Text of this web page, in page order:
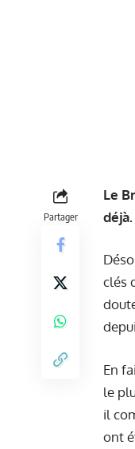
Partager
Le
déjà.
clés
En
le
il
ont